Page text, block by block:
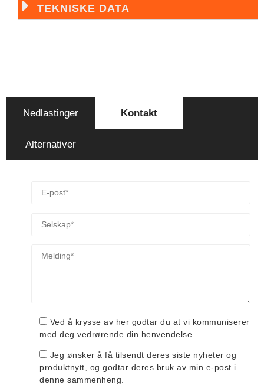
TEKNISKE DATA
Nedlastinger Kontakt
Alternativer
Ved å krysse av her godtar du at vi kommuniserer
med deg vedrørende din henvendelse.
Jeg ønsker å få tilsendt deres siste nyheter og
produktnytt, og godtar deres bruk av min e-post i
denne sammenheng.